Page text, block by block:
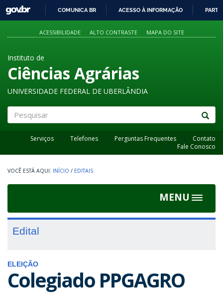
PARA
O
GOVBR
COMUNICA BR ACESSO À INFORMAÇÃO
ACESSIBILIDADE ALTO CONTRASTE MAPA DO SITE
Instituto de
Ciências Agrárias
UNIVERSIDADE FEDERAL DE UBERLÂNDIA
Serviços Telefones Perguntas Frequentes
Contato
Fale Conosco
INÍCIO / EDITAIS
MENU
Toggle
Edital
ELEIÇÃO
Colegiado PPGAGRO